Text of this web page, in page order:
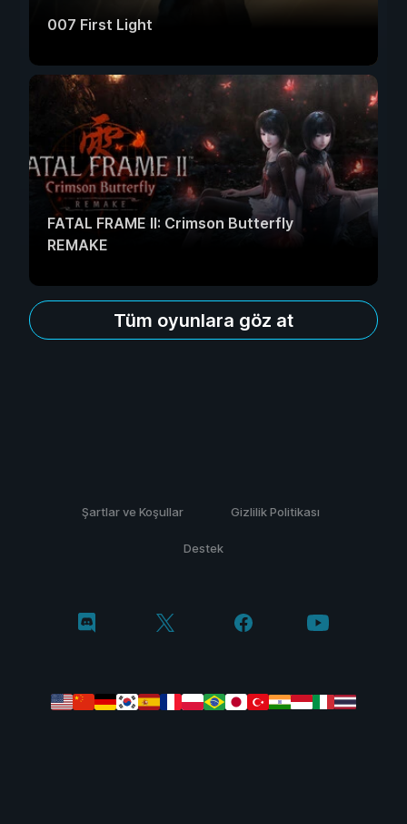
007 First Light
FATAL FRAME II: Crimson Butterfly
REMAKE
Tüm oyunlara göz at
Şartlar ve Koşullar Gizlilik Politikası
Destek